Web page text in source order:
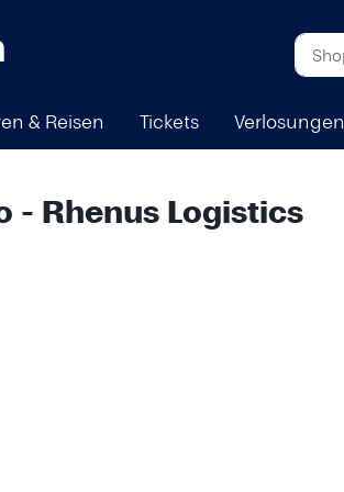
& Reisen Tickets Verlosungen
- Rhenus Logistics